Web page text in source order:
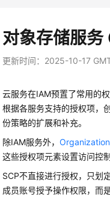
对象存储服务
更新时间： 2025-10-17
云服务在IAM预置了常用的
根据各服务支持的授权项，
份策略的扩展和补充。
除IAM服务外，
这些授权项元素设置访问控制
SCP不直接进行授权，只划
成员账号授予操作权限，而